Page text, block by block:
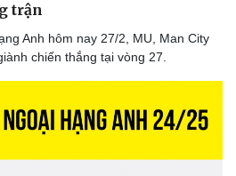
trận
Anh hôm nay 27/2, MU, Man City
chiến thắng tại vòng 27.